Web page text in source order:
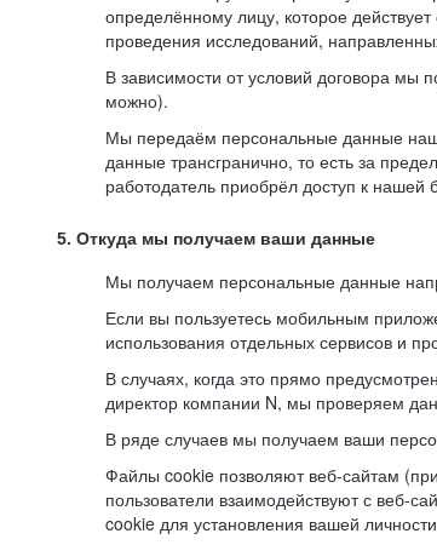
определённому лицу, которое
проведения исследований,
В зависимости от условий договора мы
можно).
Мы передаём персональные данные
данные трансгранично, то есть за
работодатель приобрёл доступ к нашей
5. Откуда мы получаем ваши данные
Мы получаем персональные данные
Если вы пользуетесь мобильным
использования отдельных сервисов и
В случаях, когда это прямо
директор компании N, мы проверяем
В ряде случаев мы получаем ваши
Файлы cookie позволяют веб-сайтам
пользователи взаимодействуют с веб-
cookie для установления вашей